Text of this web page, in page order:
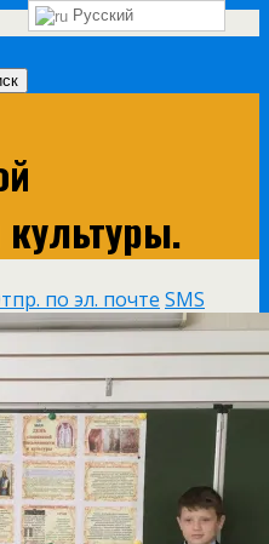
по эл. почте SMS
Русский